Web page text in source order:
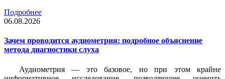
Подробнее
06.08.2026
Зачем проводится аудиометрия: подробное объяснение
метода диагностики слуха
Аудиометрия — это базовое, но при этом крайне